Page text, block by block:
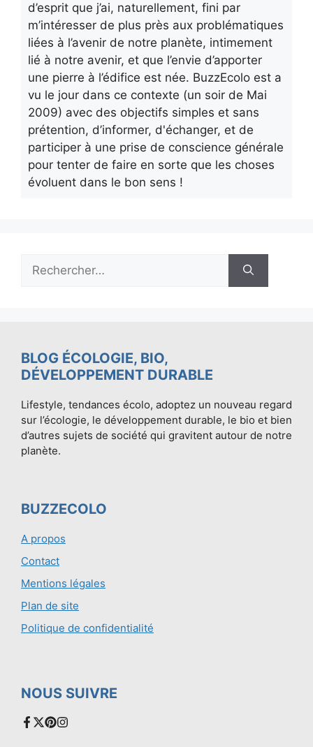
d’esprit que j’ai, naturellement, fini par
m’intéresser de plus près aux problématiques
liées à l’avenir de notre planète, intimement
lié à notre avenir, et que l’envie d’apporter
une pierre à l’édifice est née. BuzzEcolo est a
vu le jour dans ce contexte (un soir de Mai
2009) avec des objectifs simples et sans
prétention, d’informer, d'échanger, et de
participer à une prise de conscience générale
pour tenter de faire en sorte que les choses
évoluent dans le bon sens !
Rechercher :
BLOG ÉCOLOGIE, BIO,
DÉVELOPPEMENT DURABLE
Lifestyle, tendances écolo, adoptez un nouveau regard
sur l’écologie, le développement durable, le bio et bien
d’autres sujets de société qui gravitent autour de notre
planète.
BUZZECOLO
A propos
Contact
Mentions légales
Plan de site
Politique de confidentialité
NOUS SUIVRE